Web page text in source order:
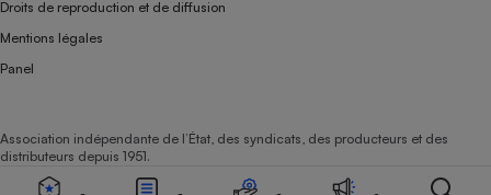
Droits de reproduction et de diffusion
Mentions légales
Panel
Association indépendante de l’État, des syndicats, des producteurs et des
distributeurs depuis 1951.